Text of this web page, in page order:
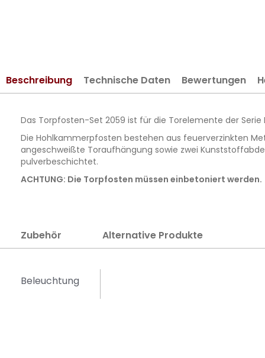
Beschreibung
Das Torpfosten-Set 2059 ist für die Torelemente der Serie
Die Hohlkammerpfosten bestehen aus feuerverzinkten
angeschweißte Toraufhängung sowie zwei
pulverbeschichtet.
ACHTUNG: Die Torpfosten müssen einbetoniert werden.
Technische Daten Bewertungen
Zubehör
Beleuchtung
Alternative Produkte